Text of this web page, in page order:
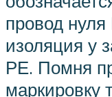
провод
изоляция у
РЕ. Помня
маркировку